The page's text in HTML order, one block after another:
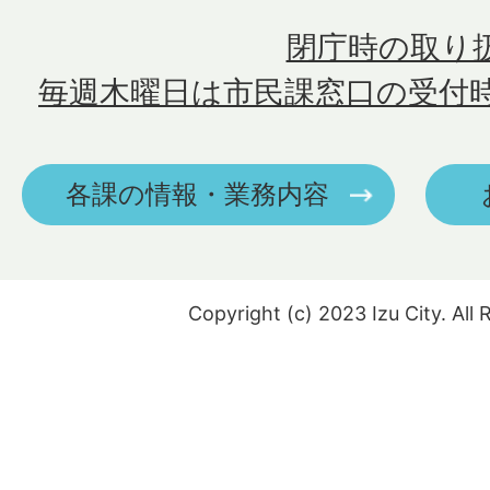
毎週木曜日は市民課窓口の受付
閉庁時の取り
各課の情報・業務内容
Copyright (c) 2023 Izu City. All